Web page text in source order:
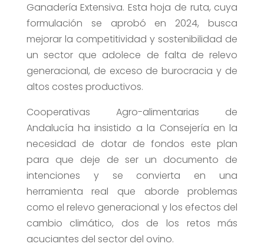
Ganadería Extensiva. Esta hoja de ruta, cuya
formulación se aprobó en 2024, busca
mejorar la competitividad y sostenibilidad de
un sector que adolece de falta de relevo
generacional, de exceso de burocracia y de
altos costes productivos.
Cooperativas Agro-alimentarias de
Andalucía ha insistido a la Consejería en la
necesidad de dotar de fondos este plan
para que deje de ser un documento de
intenciones y se convierta en una
herramienta real que aborde problemas
como el relevo generacional y los efectos del
cambio climático, dos de los retos más
acuciantes del sector del ovino.